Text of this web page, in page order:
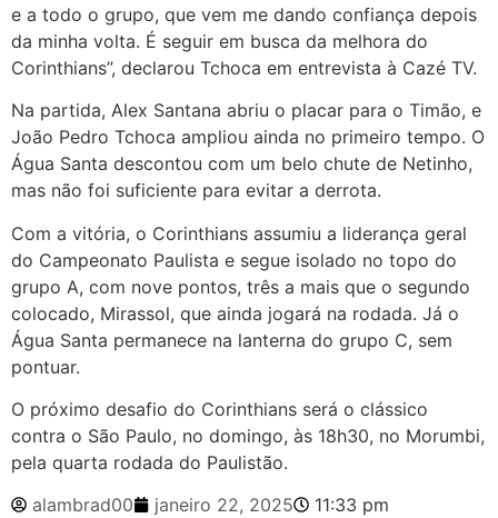
e a todo o grupo, que vem me dando confiança depois
da minha volta. É seguir em busca da melhora do
Corinthians”, declarou Tchoca em entrevista à Cazé TV.
Na partida, Alex Santana abriu o placar para o Timão, e
João Pedro Tchoca ampliou ainda no primeiro tempo. O
Água Santa descontou com um belo chute de Netinho,
mas não foi suficiente para evitar a derrota.
Com a vitória, o Corinthians assumiu a liderança geral
do Campeonato Paulista e segue isolado no topo do
grupo A, com nove pontos, três a mais que o segundo
colocado, Mirassol, que ainda jogará na rodada. Já o
Água Santa permanece na lanterna do grupo C, sem
pontuar.
O próximo desafio do Corinthians será o clássico
contra o São Paulo, no domingo, às 18h30, no Morumbi,
pela quarta rodada do Paulistão.
alambrad00
janeiro 22, 2025
11:33 pm